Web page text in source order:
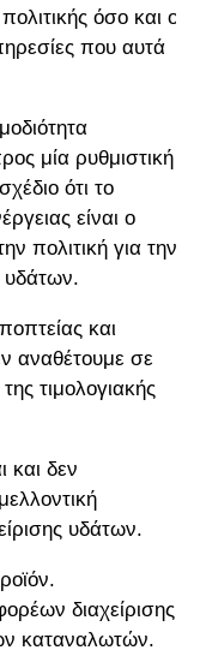
όσο και ο
που αυτά
μία ρυθμιστική
ότι το
είναι ο
πολιτική για την
υδάτων.
και
αναθέτουμε σε
τιμολογιακής
και δεν
υδάτων.
διαχείρισης
καταναλωτών.